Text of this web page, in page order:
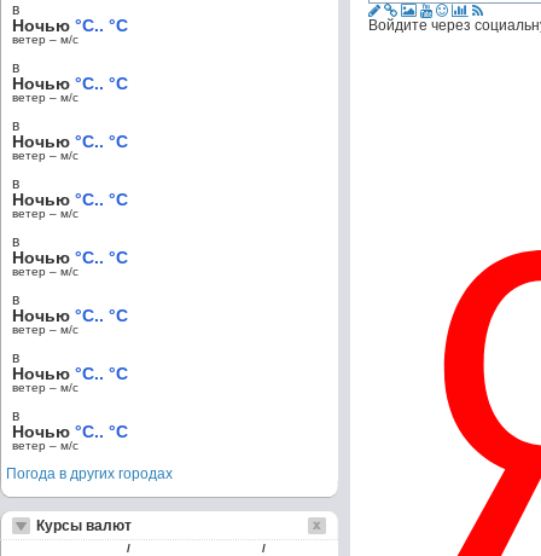
Войдите через
в
Ночью °C.. °C
ветер – м/c
в
Ночью °C.. °C
ветер – м/c
в
Ночью °C.. °C
ветер – м/c
в
Ночью °C.. °C
ветер – м/c
в
Ночью °C.. °C
ветер – м/c
в
Ночью °C.. °C
ветер – м/c
в
Ночью °C.. °C
ветер – м/c
в
Ночью °C.. °C
ветер – м/c
Погода в других городах
Курсы валют
/ /